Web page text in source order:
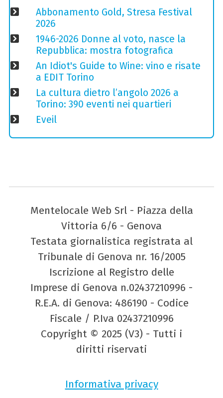
Abbonamento Gold, Stresa Festival
2026
1946-2026 Donne al voto, nasce la
Repubblica: mostra fotografica
An Idiot's Guide to Wine: vino e risate
a EDIT Torino
La cultura dietro l’angolo 2026 a
Torino: 390 eventi nei quartieri
Eveil
Mentelocale Web Srl - Piazza della
Vittoria 6/6 - Genova
Testata giornalistica registrata al
Tribunale di Genova nr. 16/2005
Iscrizione al Registro delle
Imprese di Genova n.02437210996 -
R.E.A. di Genova: 486190 - Codice
Fiscale / P.Iva 02437210996
Copyright © 2025 (V3) - Tutti i
diritti riservati
Informativa privacy